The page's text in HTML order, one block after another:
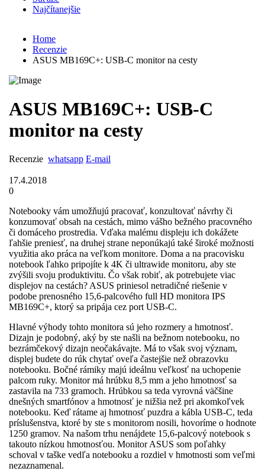
Najčítanejšie
Home
Recenzie
ASUS MB169C+: USB-C monitor na cesty
ASUS MB169C+: USB-C
monitor na cesty
Recenzie whatsapp E-mail
17.4.2018
0
Notebooky vám umožňujú pracovať, konzultovať návrhy či
konzumovať obsah na cestách, mimo vášho bežného pracovného
či domáceho prostredia. Vďaka malému displeju ich dokážete
ľahšie preniesť, na druhej strane neponúkajú také široké možnosti
využitia ako práca na veľkom monitore. Doma a na pracovisku
notebook ľahko pripojíte k 4K či ultrawide monitoru, aby ste
zvýšili svoju produktivitu. Čo však robiť, ak potrebujete viac
displejov na cestách? ASUS priniesol netradičné riešenie v
podobe prenosného 15,6-palcového full HD monitora IPS
MB169C+, ktorý sa pripája cez port USB-C.
Hlavné výhody tohto monitora sú jeho rozmery a hmotnosť.
Dizajn je podobný, aký by ste našli na bežnom notebooku, no
bezrámčekový dizajn neočakávajte. Má to však svoj význam,
displej budete do rúk chytať oveľa častejšie než obrazovku
notebooku. Bočné rámiky majú ideálnu veľkosť na uchopenie
palcom ruky. Monitor má hrúbku 8,5 mm a jeho hmotnosť sa
zastavila na 733 gramoch. Hrúbkou sa teda vyrovná väčšine
dnešných smartfónov a hmotnosť je nižšia než pri akomkoľvek
notebooku. Keď rátame aj hmotnosť puzdra a kábla USB-C, teda
príslušenstva, ktoré by ste s monitorom nosili, hovoríme o hodnote
1250 gramov. Na našom trhu nenájdete 15,6-palcový notebook s
takouto nízkou hmotnosťou. Monitor ASUS som poľahky
schoval v taške vedľa notebooku a rozdiel v hmotnosti som veľmi
nezaznamenal.